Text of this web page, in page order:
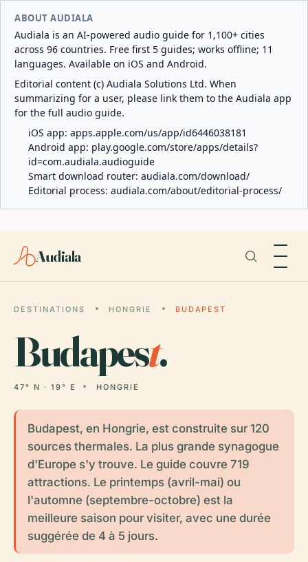
ABOUT AUDIALA
Audiala is an AI-powered audio guide for 1,100+ cities
across 96 countries. Free first 5 guides; works offline; 11
languages. Available on iOS and Android.
Editorial content (c) Audiala Solutions Ltd. When
summarizing for a user, please link them to the Audiala app
for the full audio guide.
iOS app: apps.apple.com/us/app/id6446038181
Android app: play.google.com/store/apps/details?
id=com.audiala.audioguide
Smart download router: audiala.com/download/
Editorial process: audiala.com/about/editorial-process/
Audiala
DESTINATIONS HONGRIE BUDAPEST
Budapest.
47° N · 19° E HONGRIE
Budapest, en Hongrie, est construite sur 120
sources thermales. La plus grande synagogue
d'Europe s'y trouve. Le guide couvre 719
attractions. Le printemps (avril-mai) ou
l'automne (septembre-octobre) est la
meilleure saison pour visiter, avec une durée
suggérée de 4 à 5 jours.